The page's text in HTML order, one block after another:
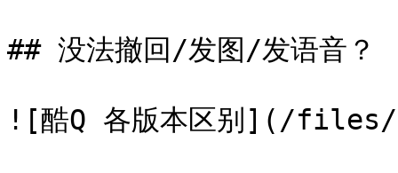
## 没法撤回/发图/发语音？
![酷Q 各版本区别](/